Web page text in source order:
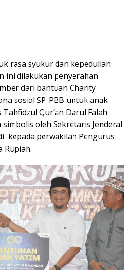
rasa syukur dan kepedulian
ini dilakukan penyerahan
dari bantuan Charity
sosial SP-PBB untuk anak
Qur’an Darul Falah
oleh Sekretaris Jenderal
kepada perwakilan Pengurus
Rupiah.